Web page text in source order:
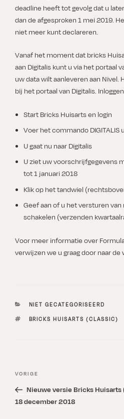
deadline heeft tot gevolg dat u
dan de afgesproken 1 mei 2019.
niet meer kunt declareren.
Vanaf het moment dat bricks
aan Digitalis kunt u via het portaal
uw data wilt aanleveren aan Nivel.
bij het portaal van Digitalis.
Start Bricks Huisarts en login
Voer het commando DIGITALIS
U gaat nu naar Digitalis
U ziet uw voorschrijfgegevens
tot 1 januari 2018
Klik op het tandwiel
Geef aan of u het versturen
schakelen (verzenden
Voor meer informatie over
verwijzen we u graag door naar de
CATEGORIEËN
NIET GECATEGORISEERD
TAGS
BRICKS HUISARTS (CLASSIC)
Vorig
bericht
VORIGE
Nieuwe versie Bricks Huisarts
18 december 2018